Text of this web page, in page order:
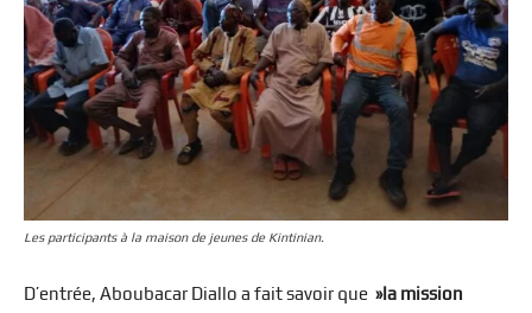
Les participants à la maison de jeunes de Kintinian.
D’entrée, Aboubacar Diallo a fait savoir que »la mission